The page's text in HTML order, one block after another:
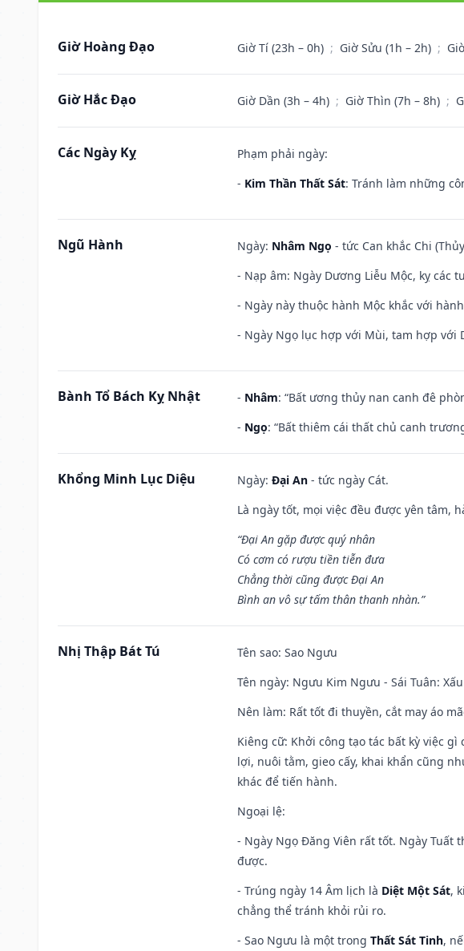
Giờ Hoàng Đạo Giờ Tí (23h – 0h) ; Giờ Sửu (1h – 2h) ;
Giờ Hắc Đạo Giờ Dần (3h – 4h) ; Giờ Thìn (7h – 8h) ;
Các Ngày Kỵ
Phạm phải ngày:
- Kim Thần Thất Sát: Tránh làm những
Ngũ Hành Ngày: Nhâm Ngọ - tức Can khắc Chi
- Nạp âm: Ngày Dương Liễu Mộc, kỵ các
- Ngày này thuộc hành Mộc khắc với
- Ngày Ngọ lục hợp với Mùi, tam hợp với
Bành Tổ Bách Kỵ Nhật - Nhâm: “Bất ương thủy nan canh đê
- Ngọ: “Bất thiêm cái thất chủ canh
Khổng Minh Lục Diệu Ngày: Đại An - tức ngày Cát.
Là ngày tốt, mọi việc đều được yên tâm,
“Đại An gặp được quý nhân
Có cơm có rượu tiền tiễn đưa
Chẳng thời cũng được Đại An
Bình an vô sự tấm thân thanh nhàn.”
Nhị Thập Bát Tú Tên sao: Sao Ngưu
Tên ngày: Ngưu Kim Ngưu - Sái Tuân:
Nên làm: Rất tốt đi thuyền, cắt may áo
Kiêng cữ: Khởi công tạo tác bất kỳ việc
lợi, nuôi tằm, gieo cấy, khai khẩn cũng
khác để tiến hành.
Ngoại lệ:
- Ngày Ngọ Đăng Viên rất tốt. Ngày Tuất
được.
- Trúng ngày 14 Âm lịch là Diệt Một Sát,
chẳng thể tránh khỏi rủi ro.
- Sao Ngưu là một trong Thất Sát Tinh,